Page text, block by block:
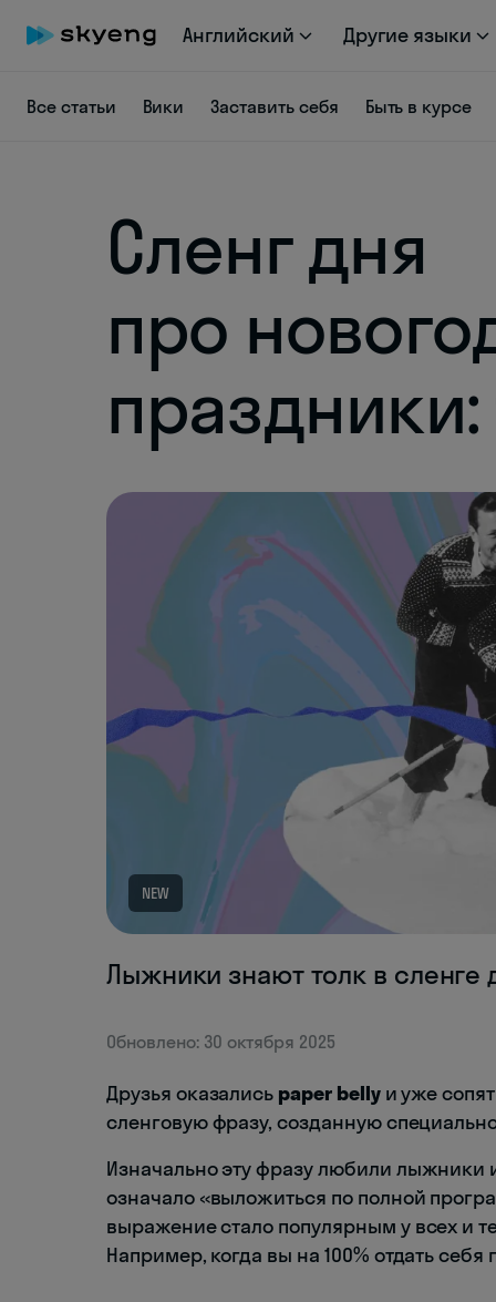
Английский Другие языки
Все статьи Вики Заставить себя Быть в курсе
Сленг дня
про
NEW
Лыжники знают толк в сленге
Обновлено: 30 октября 2025
Друзья оказались paper bellyи уже
сленговую фразу, созданную
Изначально эту фразу любили
означало «выложиться по полной
выражение стало популярным у всех и
Например, когда вы на 100% отдать